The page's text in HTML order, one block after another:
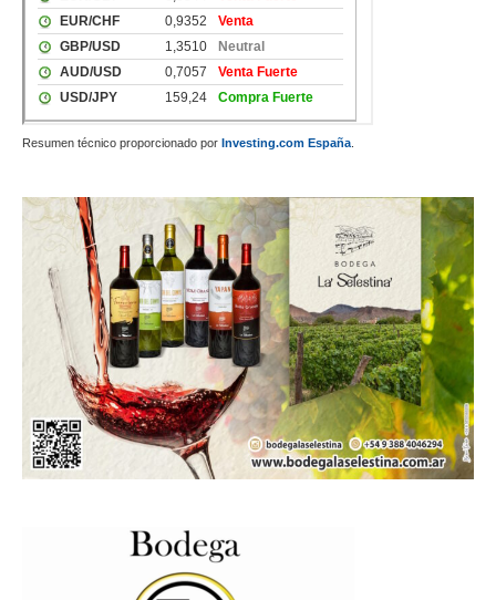
Resumen técnico proporcionado por Investing.com España